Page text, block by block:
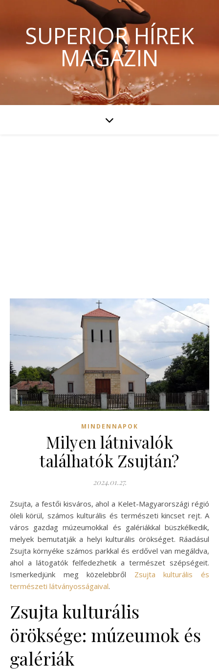
SUPERIOR HÍREK
MAGAZIN
MINDENNAPOK
Milyen látnivalók
találhatók Zsujtán?
2024.01.27.
Zsujta, a festői kisváros, ahol a Kelet-Magyarországi régió
öleli körül, számos kulturális és természeti kincset rejt. A
város gazdag múzeumokkal és galériákkal büszkélkedik,
melyek bemutatják a helyi kulturális örökséget. Ráadásul
Zsujta környéke számos parkkal és erdővel van megáldva,
ahol a látogatók felfedezhetik a természet szépségeit.
Ismerkedjünk meg közelebbről Zsujta kulturális és
természeti látványosságaival.
Zsujta kulturális
öröksége: múzeumok és
galériák